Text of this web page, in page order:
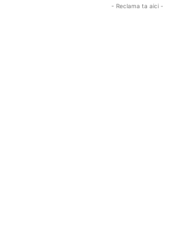
- Reclama ta aici -